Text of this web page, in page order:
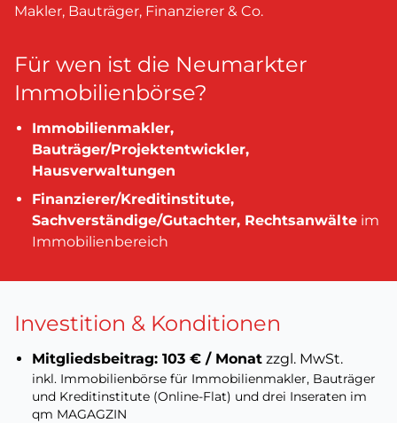
Makler, Bauträger, Finanzierer & Co.
Für wen ist die Neumarkter
Immobilienbörse?
Immobilienmakler,
Bauträger/Projektentwickler,
Hausverwaltungen
Finanzierer/Kreditinstitute,
Sachverständige/Gutachter, Rechtsanwälte im
Immobilienbereich
Investition & Konditionen
Mitgliedsbeitrag: 103 € / Monat zzgl. MwSt.
inkl. Immobilienbörse für Immobilienmakler, Bauträger
und Kreditinstitute (Online-Flat) und drei Inseraten im
qm MAGAGZIN